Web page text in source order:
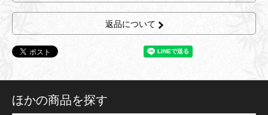
返品について
ほかの商品を探す